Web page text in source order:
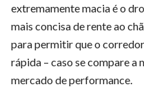
extremamente macia é o
mais concisa de rente ao
para permitir que o
rápida – caso se compare a
mercado de performance.